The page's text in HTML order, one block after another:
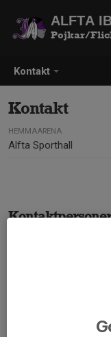
Kontakt
ALFTA
Pojkar/
Kontakt
HEMMAARENA
Alfta Sporthall
Kontaktpersoner